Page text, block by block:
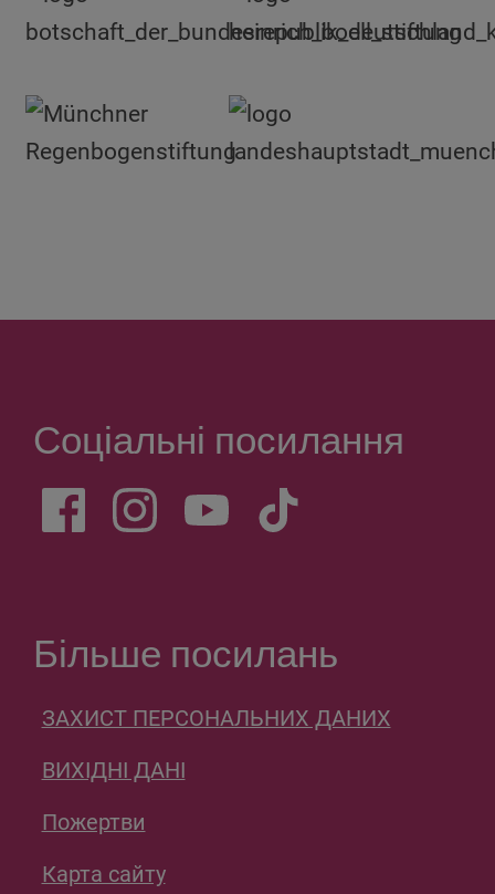
Соціальні посилання
Більше посилань
ЗАХИСТ ПЕРСОНАЛЬНИХ ДАНИХ
ВИХІДНІ ДАНІ
Пожертви
Карта сайту